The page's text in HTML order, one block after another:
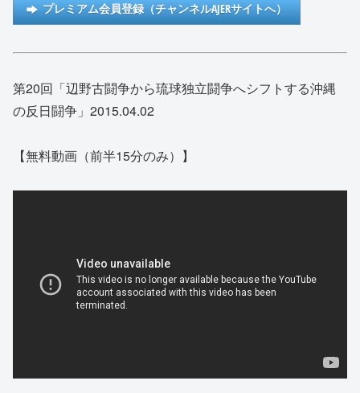
プレミアム会員登録（チャンネルAJERサイトへ）
第20回「辺野古闘争から琉球独立闘争へシフトする沖縄
の反日闘争」2015.04.02
【無料動画（前半15分のみ）】